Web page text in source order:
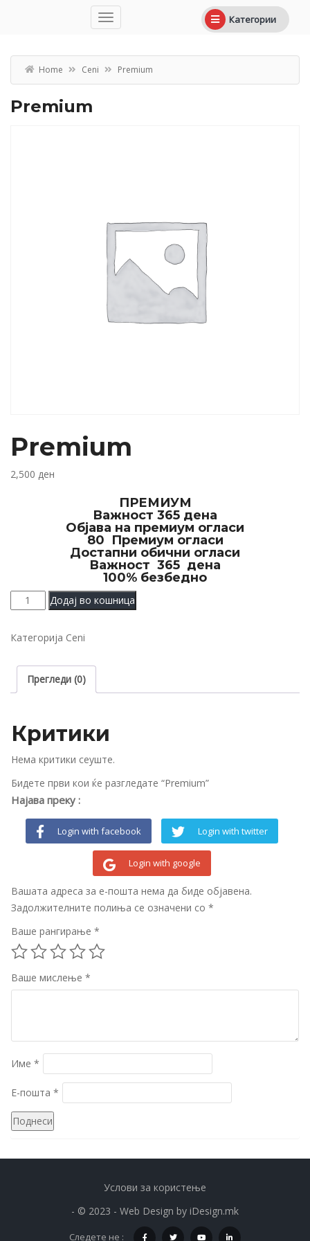
Категории
Home Ceni Premium
Premium
Premium
2,500 ден
ПРЕМИУМ
Важност 365 дена
Објава на премиум огласи
80 Премиум огласи
Достапни обични огласи
Важност 365 дена
100% безбедно
Premium
количина
Додај во кошница
Категорија Ceni
Прегледи (0)
Критики
Нема критики сеуште.
Бидете први кои ќе разгледате “Premium”
Најава преку :
Login with facebook Login with twitter
Login with google
Вашата адреса за е-пошта нема да биде објавена.
Задолжителните полиња се означени со *
Ваше рангирање *
Ваше мислење *
Име *
Е-пошта *
Услови за користење
- © 2023 - Web Design by iDesign.mk
Следете не :